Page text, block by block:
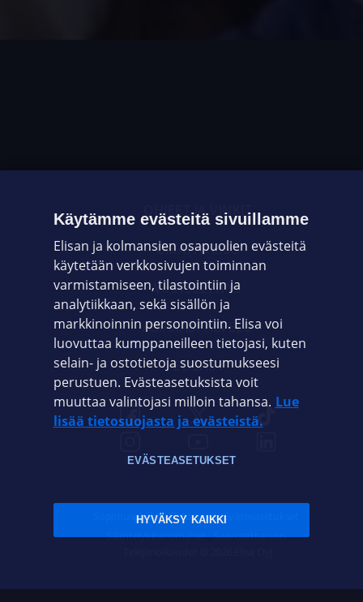
OHJEET JA VINKIT
OMAYHTEISÖ
VIANSELVITYS
ASIAKASPALVELU
ELISA.FI
Sopimusehdot Tietosuoja Evästeasetukset
Sääntelyviranomaiset Saavutettavuus
Käytämme evästeitä sivuillamme
Elisan ja kolmansien osapuolien evästeitä
käytetään verkkosivujen toiminnan
varmistamiseen, tilastointiin ja
analytiikkaan, sekä sisällön ja
markkinoinnin personointiin. Elisa voi
luovuttaa kumppaneilleen tietojasi, kuten
selain- ja ostotietoja suostumukseesi
perustuen. Evästeasetuksista voit
muuttaa valintojasi milloin tahansa. Lue
lisää tietosuojasta ja evästeistä.
EVÄSTEASETUKSET
HYVÄKSY KAIKKI